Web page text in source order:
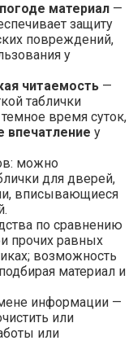
материал —
защиту
повреждений,
у
читаемость —
таблички
время суток,
у
можно
для дверей,
вписывающиеся
по сравнению
прочих равных
возможность
материал и
информации —
или
или